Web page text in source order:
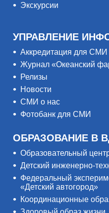
Экскурсии
УПРАВЛЕНИЕ
Аккредитация для СМИ
Журнал «Океанский
Релизы
Новости
СМИ о нас
Фотобанк для СМИ
ОБРАЗОВАНИЕ В
Образовательный
Детский инженерно-
Федеральный
«Детский автогород»
Координационные